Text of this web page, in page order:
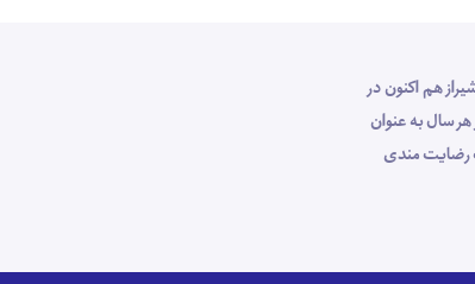
شهر شیراز هم اکنون در
، بطوری که با پرسنل کارآزموده خود طی 10 سال اخیر با برگزاری تور های شیراز گردی برای بیش از 6000 نفر در هر سال به عنوان
رضایت مندی